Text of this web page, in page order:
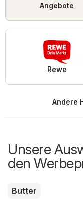
Angebote
Rewe
Andere
Unsere
den
Butter